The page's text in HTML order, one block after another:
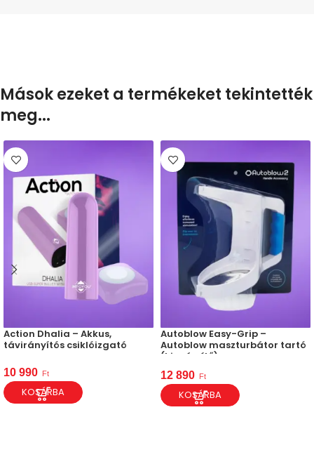
Mások ezeket a termékeket tekintették
meg...
Action Dhalia – Akkus,
távirányítós csiklóizgató
10 990 Ft
KOSÁRBA
Autoblow Easy-Grip –
Autoblow maszturbátor tartó
(kiegészítő)
12 890 Ft
KOSÁRBA